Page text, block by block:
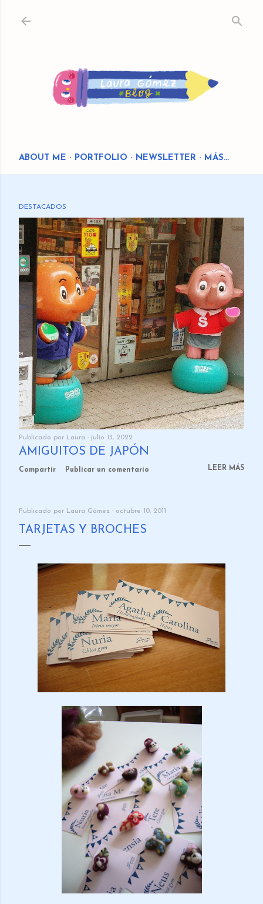
ABOUT ME PORTFOLIO NEWSLETTER MÁS…
DESTACADOS
Publicado por Laura julio 13, 2022
AMIGUITOS DE JAPÓN
Compartir Publicar un comentario LEER MÁS
Publicado por Laura Gómez octubre 10, 2011
TARJETAS Y BROCHES